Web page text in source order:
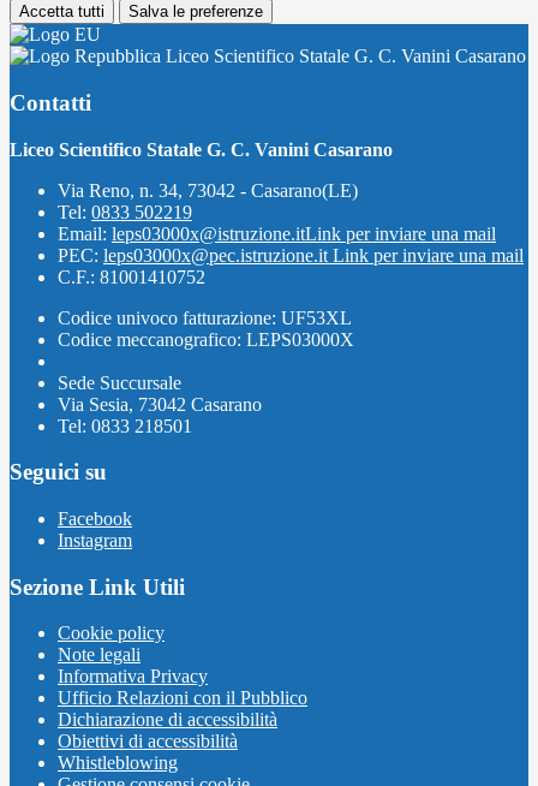
Accetta tutti Salva le preferenze
Liceo Scientifico Statale G. C. Vanini Casarano
Contatti
Liceo Scientifico Statale G. C. Vanini Casarano
Via Reno, n. 34, 73042 - Casarano(LE)
Tel: 0833 502219
Email: leps03000x@istruzione.itLink per inviare una mail
PEC: leps03000x@pec.istruzione.it Link per inviare una mail
C.F.: 81001410752
Codice univoco fatturazione: UF53XL
Codice meccanografico: LEPS03000X
Sede Succursale
Via Sesia, 73042 Casarano
Tel: 0833 218501
Seguici su
Facebook
Instagram
Sezione Link Utili
Cookie policy
Note legali
Informativa Privacy
Ufficio Relazioni con il Pubblico
Dichiarazione di accessibilità
Obiettivi di accessibilità
Whistleblowing